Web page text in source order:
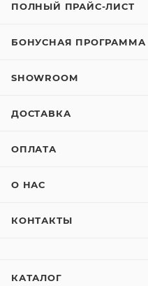
ПОЛНЫЙ ПРАЙС-ЛИСТ
БОНУСНАЯ ПРОГРАММА
SHOWROOM
ДОСТАВКА
ОПЛАТА
О НАС
КОНТАКТЫ
КАТАЛОГ